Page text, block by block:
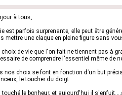
à tous,
est parfois surprenante, elle peut être
mettre une claque en pleine figure sans
choix de vie que l'on fait ne tiennent pas à
de comprendre l'essentiel même de
nos choix se font en fonction d'un but
le toucher du doigt.
touché le bonheur, et aujourd'hui il